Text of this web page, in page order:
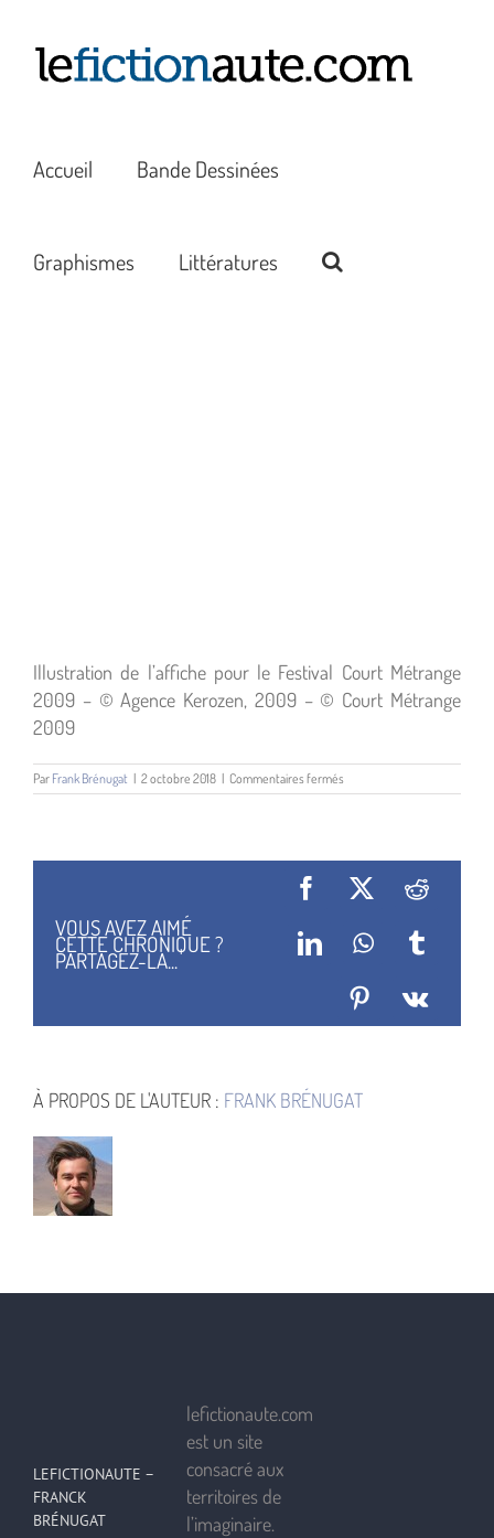
contenu
Accueil Bande Dessinées
Graphismes Littératures
Illustration de l’affiche pour le Festival Court Métrange
2009 – © Agence Kerozen, 2009 – © Court Métrange
2009
Par Frank Brénugat | 2 octobre 2018 | Commentaires ferméssur
Court
VOUS AVEZ AIMÉ
CETTE CHRONIQUE ?
PARTAGEZ-LA...
Facebook
X Reddit
LinkedInWhatsApp
Tumblr
Pinterest
Vk
À PROPOS DE L'AUTEUR : FRANK BRÉNUGAT
LEFICTIONAUTE –
FRANCK
BRÉNUGAT
lefictionaute.com
est un site
consacré aux
territoires de
l’imaginaire.